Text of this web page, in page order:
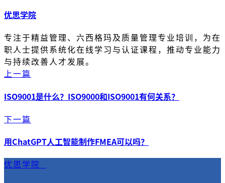
优思学院
专注于精益管理、六西格玛及质量管理专业培训，为在
职人士提供系统化在线学习与认证课程，推动专业能力
与持续改善人才发展。
上一篇
ISO9001是什么？ISO9000和ISO9001有何关系？
下一篇
用ChatGPT人工智能制作FMEA可以吗？
优思学院